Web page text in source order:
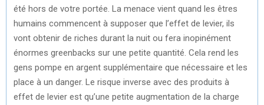
été hors de votre portée. La menace vient quand les êtres
humains commencent à supposer que l’effet de levier, ils
vont obtenir de riches durant la nuit ou fera inopinément
énormes greenbacks sur une petite quantité. Cela rend les
gens pompe en argent supplémentaire que nécessaire et les
place à un danger. Le risque inverse avec des produits à
effet de levier est qu’une petite augmentation de la charge